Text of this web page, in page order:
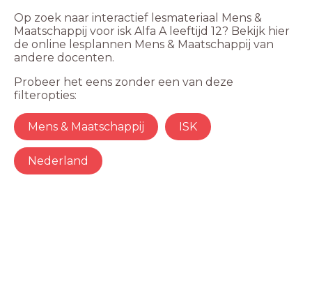
Op zoek naar interactief lesmateriaal Mens &
Maatschappij voor isk Alfa A leeftijd 12? Bekijk hier
de online lesplannen Mens & Maatschappij van
andere docenten.
Probeer het eens zonder een van deze
filteropties:
Mens & Maatschappij ISK
Nederland